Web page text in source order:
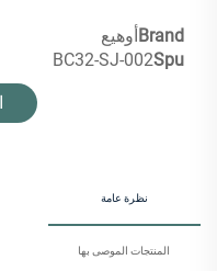
Brand أوهيع
Spu
BC32-SJ-002
نظرة عامة
المنتجات الموصى بها